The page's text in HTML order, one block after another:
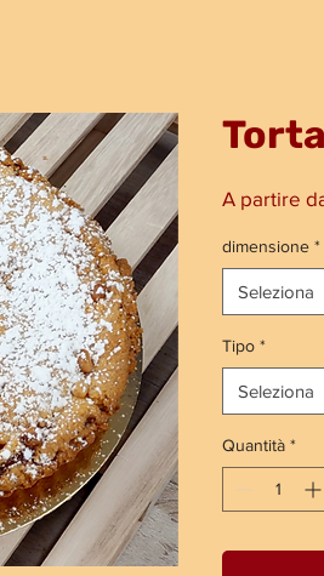
A partire
dimensione *
Seleziona
Tipo *
Seleziona
Quantità *